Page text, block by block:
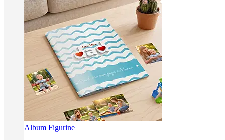
Album Figurine